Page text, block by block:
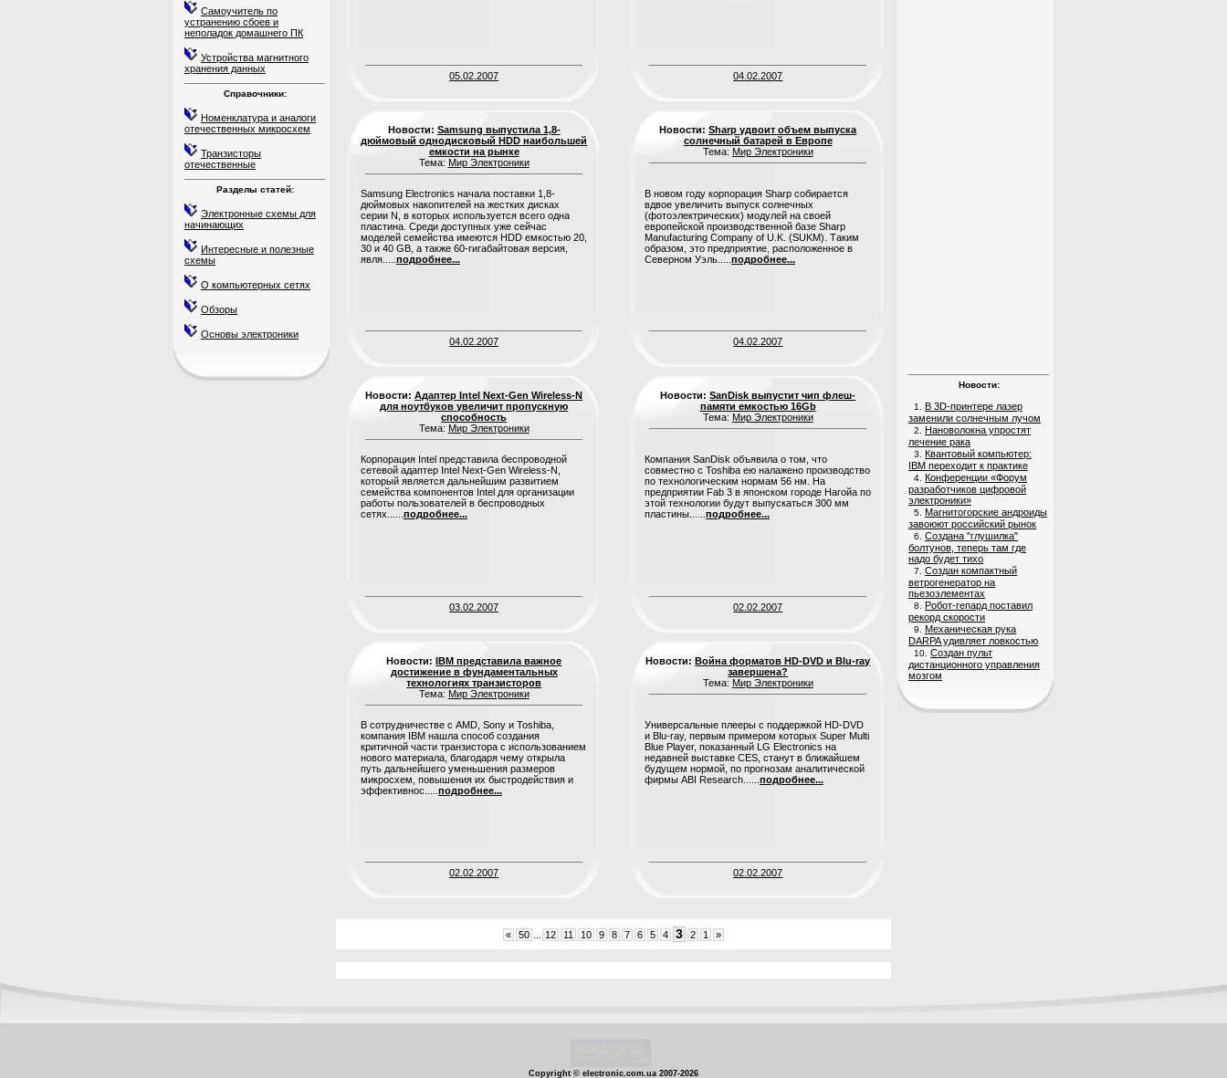
Самоучитель по
устранению сбоев и
неполадок домашнего ПК
Устройства магнитного
хранения данных
Справочники:
Номенклатура и аналоги
отечественных микросхем
Транзисторы
отечественные
Разделы статей:
Электронные схемы для
начинающих
Интересные и полезные
схемы
О компьютерных сетях
Обзоры
Основы электроники
05.02.2007 04.02.2007
Новости: Samsung выпустила 1,8-
дюймовый однодисковый HDD наибольшей
емкости на рынке
Тема: Мир Электроники
Samsung Electronics начала поставки 1,8-
дюймовых накопителей на жестких дисках
серии N, в которых используется всего одна
пластина. Среди доступных уже сейчас
моделей семейства имеются HDD емкостью 20,
30 и 40 GB, а также 60-гигабайтовая версия,
явля..... подробнее...
04.02.2007
Новости:Sharp удвоит объем выпуска
солнечный батарей в Европе
Тема: Мир Электроники
В новом году корпорация Sharp собирается
вдвое увеличить выпуск солнечных
(фотоэлектрических) модулей на своей
европейской производственной базе Sharp
Manufacturing Company of U.K. (SUKM). Таким
образом, это предприятие, расположенное в
Северном Уэль..... подробнее...
04.02.2007
Новости:Адаптер Intel Next-Gen Wireless-N
для ноутбуков увеличит пропускную
способность
Тема: Мир Электроники
Корпорация Intel представила беспроводной
сетевой адаптер Intel Next-Gen Wireless-N,
который является дальнейшим развитием
семейства компонентов Intel для организации
работы пользователей в беспроводных
сетях...... подробнее...
03.02.2007
Новости:SanDisk выпустит чип флеш-
памяти емкостью 16Gb
Тема: Мир Электроники
Компания SanDisk объявила о том, что
совместно с Toshiba ею налажено производство
по технологическим нормам 56 нм. На
предприятии Fab 3 в японском городе Нагойа по
этой технологии будут выпускаться 300 мм
пластины...... подробнее...
02.02.2007
Новости:IBM представила важное
достижение в фундаментальных
технологиях транзисторов
Тема: Мир Электроники
В сотрудничестве с AMD, Sony и Toshiba,
компания IBM нашла способ создания
критичной части транзистора с использованием
нового материала, благодаря чему открыла
путь дальнейшего уменьшения размеров
микросхем, повышения их быстродействия и
эффективнос..... подробнее...
02.02.2007
Новости:Война форматов HD-DVD и Blu-ray
завершена?
Тема: Мир Электроники
Универсальные плееры с поддержкой HD-DVD
и Blu-ray, первым примером которых Super Multi
Blue Player, показанный LG Electronics на
недавней выставке CES, станут в ближайшем
будущем нормой, по прогнозам аналитической
фирмы ABI Research...... подробнее...
02.02.2007
« 50 12 11 10 9 8 7 6 5 4 3 2 1 »
Новости:
1. В 3D-принтере лазер
заменили солнечным лучом
2. Нановолокна упростят
лечение рака
3. Квантовый компьютер:
IBM переходит к практике
4. Конференции «Форум
разработчиков цифровой
электроники»
5. Магнитогорские андроиды
завоюют российский рынок
6. Создана "глушилка"
болтунов, теперь там где
надо будет тихо
7. Создан компактный
ветрогенератор на
пьезоэлементах
8. Робот-гепард поставил
рекорд скорости
9. Механическая рука
DARPA удивляет ловкостью
10. Создан пульт
дистанционного управления
мозгом
Copyright © electronic.com.ua 2007-2026